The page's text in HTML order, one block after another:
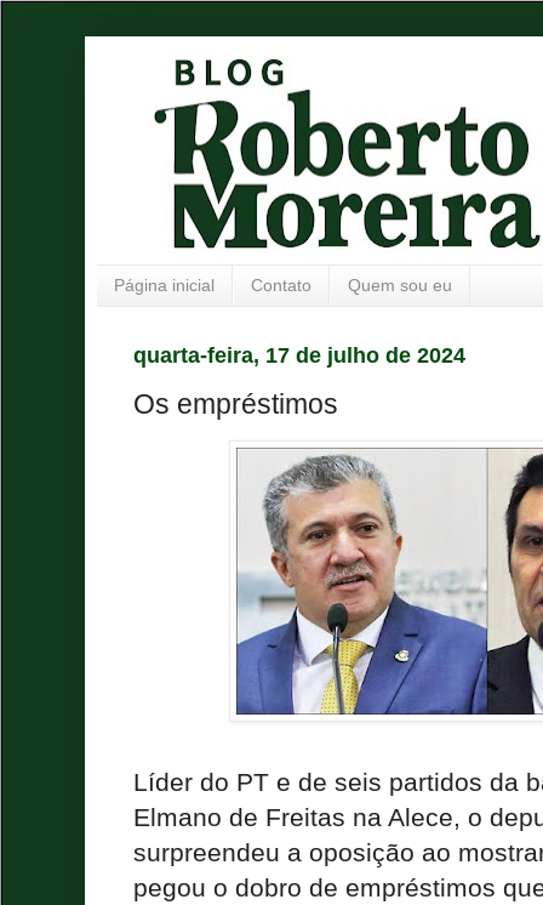
Página inicial Contato Quem sou eu
quarta-feira, 17 de julho de 2024
Os empréstimos
Líder do PT e de seis partidos da
Elmano de Freitas na Alece, o
surpreendeu a oposição ao
pegou o dobro de empréstimos